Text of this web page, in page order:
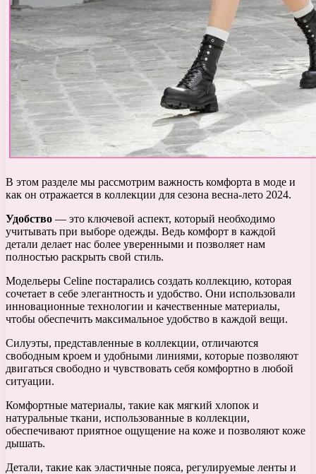
В этом разделе мы рассмотрим важность комфорта в моде и
как он отражается в коллекции для сезона весна-лето 2024.
Удобство — это ключевой аспект, который необходимо
учитывать при выборе одежды. Ведь комфорт в каждой
детали делает нас более уверенными и позволяет нам
полностью раскрыть свой стиль.
Модельеры Celine постарались создать коллекцию, которая
сочетает в себе элегантность и удобство. Они использовали
инновационные технологии и качественные материалы,
чтобы обеспечить максимальное удобство в каждой вещи.
Силуэты, представленные в коллекции, отличаются
свободным кроем и удобными линиями, которые позволяют
двигаться свободно и чувствовать себя комфортно в любой
ситуации.
Комфортные материалы, такие как мягкий хлопок и
натуральные ткани, использованные в коллекции,
обеспечивают приятное ощущение на коже и позволяют коже
дышать.
Детали, такие как эластичные пояса, регулируемые ленты и